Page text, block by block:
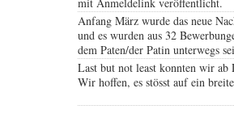
Anfang März wurde das neue
und es wurden aus 32
dem Paten/der Patin unterwegs
Last but not least konnten wir ab
Wir hoffen, es stösst auf ein